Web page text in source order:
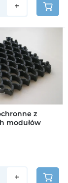
+
z
modułów
+